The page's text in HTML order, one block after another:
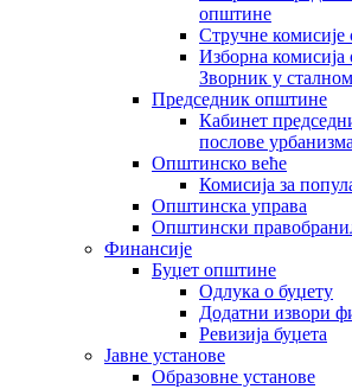
општине
Стручне
Изборна
Зворник у
Председник општине
Кабинет
послове урбанизма
Општинско веће
Комисија за
Општинска управа
Општински
Финансије
Буџет општине
Одлука о буџету
Додатни извори
Ревизија буџета
Јавне установе
Образовне установе